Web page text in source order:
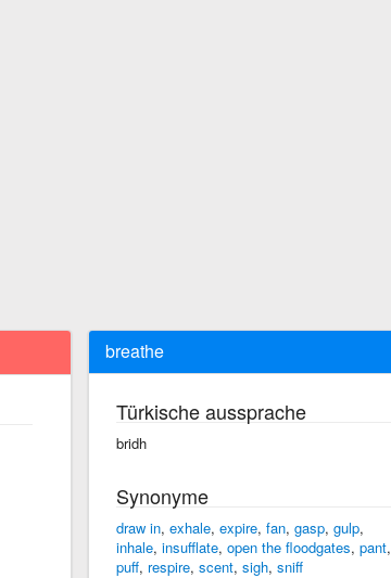
breathe
Türkische aussprache
bridh
Synonyme
draw in, exhale, expire, fan, gasp, gulp,
inhale, insufflate, open the floodgates, pant,
puff, respire, scent, sigh, sniff